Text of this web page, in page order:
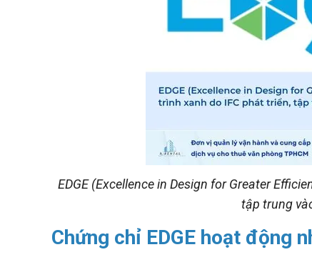
EDGE (Excellence in Design for Greater
tập trung
Chứng chỉ EDGE hoạt động